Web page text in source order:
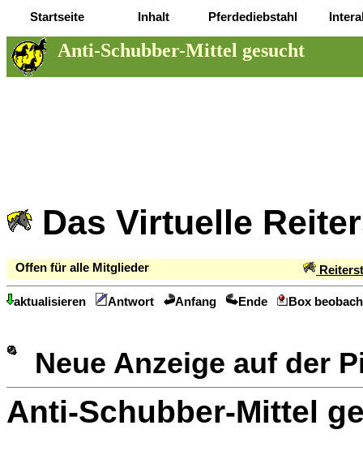
Startseite Inhalt Pferdediebstahl
Anti-Schubber-Mittel gesucht
Das Virtuelle
Offen für alle Mitglieder
aktualisieren Antwort Anfang Ende Box
Neue Anzeige auf der
Anti-Schubber-Mittel